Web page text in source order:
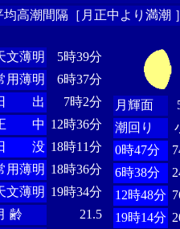
均高潮間隔［月正中より満潮 ］
文薄明
5時39分
用薄明
6時37分
出
7時2分
中 12時36分
没 18時11分
用薄明 18時36分
文薄明 19時34分
齢
21.5
月輝面
潮回り
0時47分
6時38分
12時48分
19時14分